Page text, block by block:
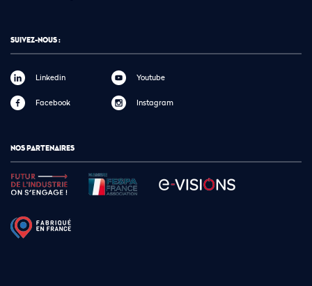
SUIVEZ-NOUS :
Linkedin
Facebook
Youtube
Instagram
NOS PARTENAIRES